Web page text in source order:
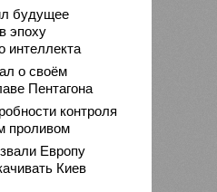
будущее
эпоху
интеллекта
о своём
Пентагона
контроля
проливом
Европу
Киев